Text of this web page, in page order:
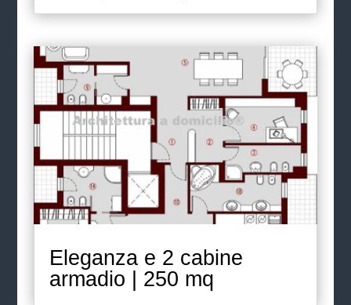
Eleganza e 2 cabine
armadio | 250 mq